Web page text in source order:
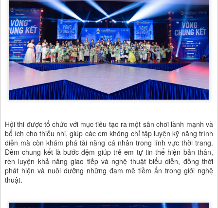
Hội thi được tổ chức với mục tiêu tạo ra một sân chơi lành mạnh và
bổ ích cho thiếu nhi, giúp các em không chỉ tập luyện kỹ năng trình
diễn mà còn khám phá tài năng cá nhân trong lĩnh vực thời trang.
Đêm chung kết là bước đệm giúp trẻ em tự tin thể hiện bản thân,
rèn luyện khả năng giao tiếp và nghệ thuật biểu diễn, đồng thời
phát hiện và nuôi dưỡng những đam mê tiềm ẩn trong giới nghệ
thuật.